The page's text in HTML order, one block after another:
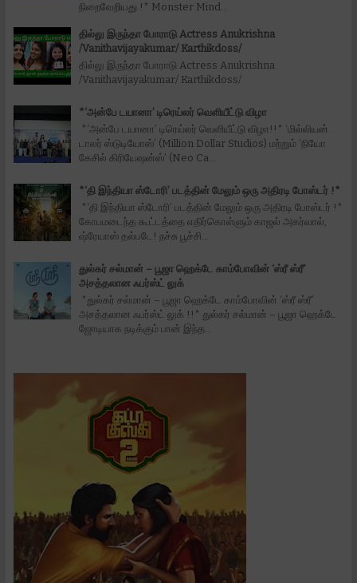
நிறைவேறியது !* Monster Mind...
தில்லு இருந்தா போராடு Actress Anukrishna
/Vanithavijayakumar/ Karthikdoss/
தில்லு இருந்தா போராடு Actress Anukrishna
/Vanithavijayakumar/ Karthikdoss/
*‘அன்பே டயானா’ டிரெய்லர் வெளியீட்டு விழா
*‘அன்பே டயானா’ டிரெய்லர் வெளியீட்டு விழா!!* ‘மில்லியன்
டாலர் ஸ்டுடியோஸ்’ (Million Dollar Studios) மற்றும் ‘நியோ
கேசில் கிரியேஷன்ஸ்’ (Neo Ca...
*‘தி இந்தியா ஸ்டோரி’ படத்தின் மேலும் ஒரு அதிரடி போஸ்டர் !*
*‘தி இந்தியா ஸ்டோரி’ படத்தின் மேலும் ஒரு அதிரடி போஸ்டர் !*
கோபமடைந்த கூட்டத்தை எதிர்கொள்ளும் காஜல் அகர்வால்,
ஷ்ரேயாஸ் தல்படே! நச்சு பூச்சி...
துல்கர் சல்மான் – பூஜா ஹெக்டே காம்போவின் ‘ஸ்ரீ ஸ்ரீ’
அசத்தலான ஃபர்ஸ்ட் லுக்
*துல்கர் சல்மான் – பூஜா ஹெக்டே காம்போவின் ‘ஸ்ரீ ஸ்ரீ’
அசத்தலான ஃபர்ஸ்ட் லுக் !!* துல்கர் சல்மான் – பூஜா ஹெக்டே
ஜோடியாக நடிக்கும் பான் இந்த...